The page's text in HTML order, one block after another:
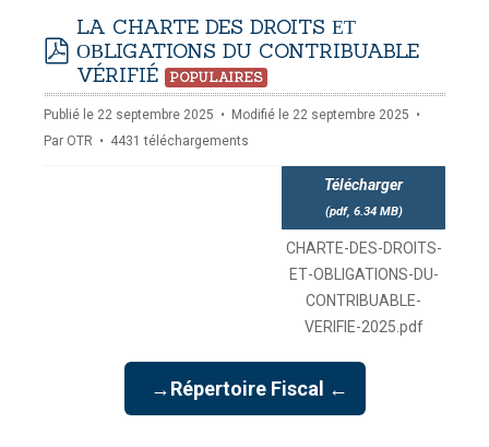
DOUANES
CADASTRE &
Toute l'actualité!
DOCUMENTATION
Toute la Documentation
-mardi, 14 juillet 2026 10:30 juillet 2026 17:30
pdf
LA CHARTE DES DROITS ЕТ
ОВLIGATIONS DU CONTRIBUABLE
VÉRIFIÉ
POPULAIRES
Publié le 22 septembre 2025
Modifié le 22 septembre 2025
Par OTR 4431 téléchargements
Télécharger
(pdf, 6.34 MB)
CHARTE-DES-DROITS-
ЕТ-ОВLIGATIONS-DU-
CONTRIBUABLE-
VERIFIE-2025.pdf
→Répertoire Fiscal ←